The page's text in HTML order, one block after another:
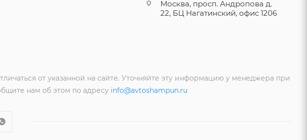
Москва, просп. Андропова д.
22, БЦ Нагатинский, офис 1206
от указанной на сайте. Уточняйте эту информацию у менеджера при
нам об этом по адресу info@avtoshampun.ru